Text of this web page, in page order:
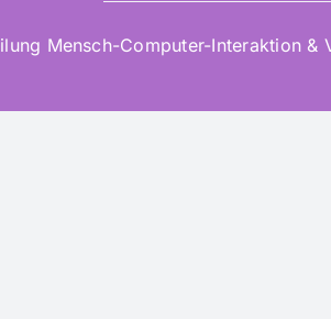
Mensch-Computer-Interaktion &